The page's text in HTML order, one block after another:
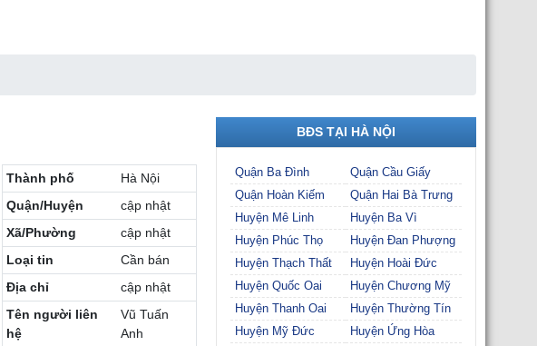
Thành phố
Hà Nội
Quận/Huyện
cập nhật
Xã/Phường
cập nhật
Loại tin
Cần bán
Địa chỉ
cập nhật
Tên người liên
hệ
Vũ Tuấn
Anh
BĐS TẠI HÀ NỘI
Quận Ba Đình
Quận Cầu Giấy
Quận Hoàn Kiếm
Quận Hai Bà Trưng
Huyện Mê Linh
Huyện Ba Vì
Huyện Phúc Thọ
Huyện Đan Phượng
Huyện Thạch Thất
Huyện Hoài Đức
Huyện Quốc Oai
Huyện Chương Mỹ
Huyện Thanh Oai
Huyện Thường Tín
Huyện Mỹ Đức
Huyện Ứng Hòa